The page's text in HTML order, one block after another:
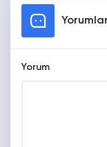
Yorumlar
Yorum